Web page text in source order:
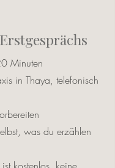
Minuten
in Thaya, telefonisch
was du erzählen